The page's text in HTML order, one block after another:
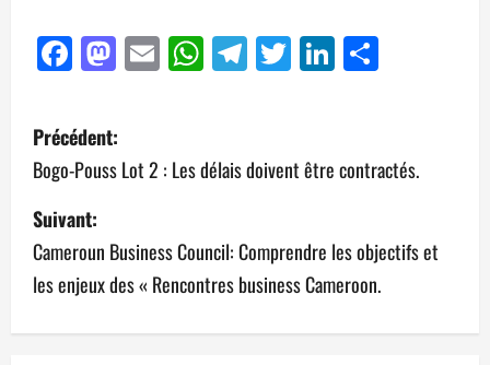
Facebook
Mastodon
EmailWhatsApp
Telegram
TwitterLinkedIn
Précédent:
Bogo-Pouss Lot 2 : Les délais doivent être contractés.
Suivant:
Cameroun Business Council: Comprendre les objectifs et
les enjeux des « Rencontres business Cameroon.